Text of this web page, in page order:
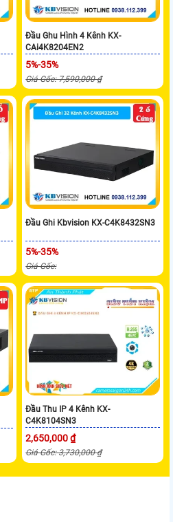
Đầu Ghu Hình 4 Kênh KX-
CAi4K8204EN2
5%-35%
Giá Gốc: 7,590,000 ₫
Đầu Ghi Kbvision KX-C4K8432SN3
5%-35%
Giá Gốc:
Đầu Thu IP 4 Kênh KX-
C4K8104SN3
2,650,000 ₫
Giá Gốc: 3,730,000 ₫